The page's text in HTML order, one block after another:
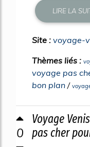
LIRE LA
Site : voyage-
Thèmes liés :
voyage pas
bon plan /
0
Voyage
pas cher